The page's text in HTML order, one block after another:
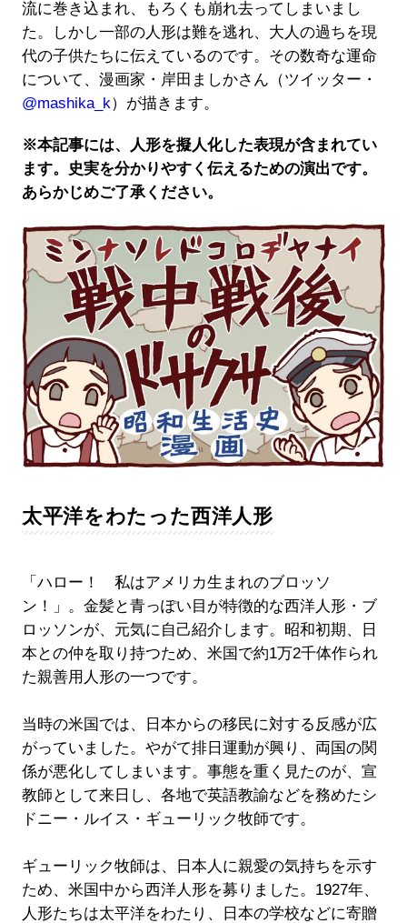
流に巻き込まれ、もろくも崩れ去ってしまいまし
た。しかし一部の人形は難を逃れ、大人の過ちを現
代の子供たちに伝えているのです。その数奇な運命
について、漫画家・岸田ましかさん（ツイッター・
@mashika_k）が描きます。
※本記事には、人形を擬人化した表現が含まれてい
ます。史実を分かりやすく伝えるための演出です。
あらかじめご了承ください。
太平洋をわたった西洋人形
「ハロー！ 私はアメリカ生まれのブロッソ
ン！」。金髪と青っぽい目が特徴的な西洋人形・ブ
ロッソンが、元気に自己紹介します。昭和初期、日
本との仲を取り持つため、米国で約1万2千体作られ
た親善用人形の一つです。
当時の米国では、日本からの移民に対する反感が広
がっていました。やがて排日運動が興り、両国の関
係が悪化してしまいます。事態を重く見たのが、宣
教師として来日し、各地で英語教諭などを務めたシ
ドニー・ルイス・ギューリック牧師です。
ギューリック牧師は、日本人に親愛の気持ちを示す
ため、米国中から西洋人形を募りました。1927年、
人形たちは太平洋をわたり、日本の学校などに寄贈